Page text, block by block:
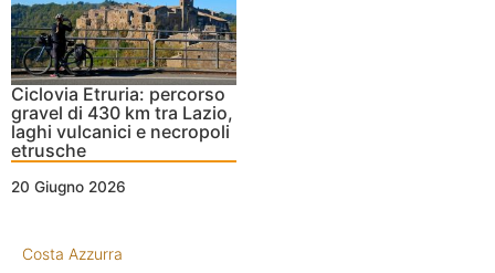
Ciclovia Etruria: percorso
gravel di 430 km tra Lazio,
laghi vulcanici e necropoli
etrusche
20 Giugno 2026
Costa Azzurra